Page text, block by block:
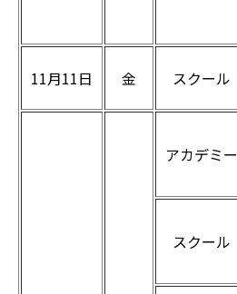
11月11日 金 スクール
アカデミー
スクール